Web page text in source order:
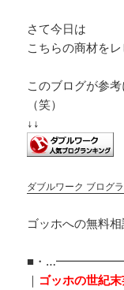
さて今日は
こちらの商材を
このブログが参
（笑）
↓↓
ダブルワーク ブログ
ゴッホへの無料
■・
｜ ゴッホの世紀